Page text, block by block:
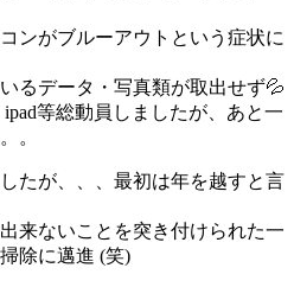
ンがブルーアウトという症状に
るデータ・写真類が取出せず💦
等総動員しましたが、あと一
。
たが、、、最初は年を越すと言
来ないことを突き付けられた一
除に邁進 (笑)